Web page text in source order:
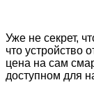
Уже не секрет,
что устройство
цена на сам
доступном для